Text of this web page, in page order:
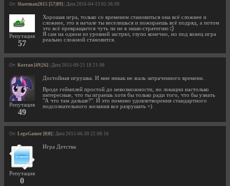
От: Slaerman2015 [57|89] | Дата 2016-04-13 05:36:00
Репутация
57
Хорошая игра, только со временем становиться она всё сложнее и
сложнее, это в начале ты веселишься и пожираешь всё подряд, а потом
это всё превращается чуть ли не в экшн-стратегию
Я сам на одном из уровней застрял, глупо конечно, но под конец игра
реально сложной становится.
От: Korran [49|26] | Дата 2015-09-21 18:21:08
Репутация
49
Достойная игрушка. И мне никак не жаль затраченного времени.
Вроде геймплей простой до невозможности, но локации настолько
интересные, что ты играешь хотя бы только ради того, что бы узнать
"А что там дальше?". И это помимо удовлетворения стандартного
подсознательного желания все разрушать =)
От: LegoGamer [0|0] | Дата 2015-06-30 22:08:16
Репутация
0
Игра Детства